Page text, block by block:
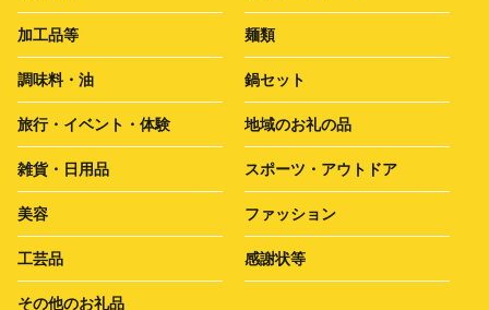
加工品等 麺類
調味料・油 鍋セット
旅行・イベント・体験 地域のお礼の品
雑貨・日用品 スポーツ・アウトドア
美容 ファッション
工芸品 感謝状等
その他のお礼品